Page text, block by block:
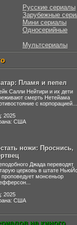
Русские сериалы
Зарубежные
Мини сериалы
Односерийные
Мультсериалы
Пламя и пепел
Салли Нейтири и их дети
смерть Нетейама
с корпорацией...
2025
США
ножи: Проснись,
Джада переводят
церковь в штате
проповедует монсеньор
2025
США
на киного